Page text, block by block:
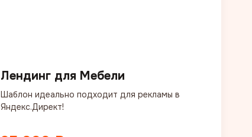
Лендинг для Мебели
Шаблон идеально подходит для рекламы в
Яндекс.Директ!